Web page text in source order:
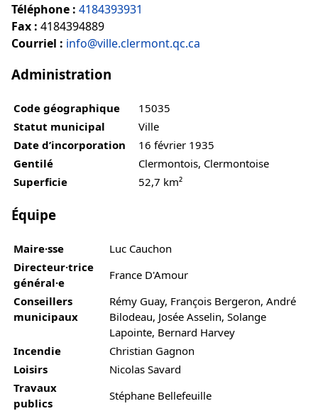
Téléphone : 4184393931
Fax : 4184394889
Courriel : info@ville.clermont.qc.ca
Administration
Code géographique
15035
Statut municipal
Ville
Date d’incorporation
16 février 1935
Gentilé
Clermontois, Clermontoise
Superficie
52,7 km²
Équipe
Maire·sse
Luc Cauchon
Directeur·trice
général·e
France D'Amour
Conseillers
municipaux
Rémy Guay, François Bergeron, André
Bilodeau, Josée Asselin, Solange
Lapointe, Bernard Harvey
Incendie
Christian Gagnon
Loisirs
Nicolas Savard
Travaux
publics
Stéphane Bellefeuille